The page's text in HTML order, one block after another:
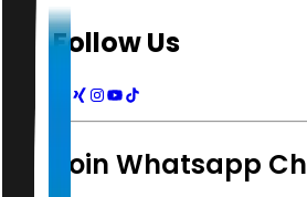
Follow Us
Join Whatsapp